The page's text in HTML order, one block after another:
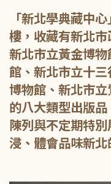
「新北學典藏中
樓，收藏有新北市
新北市立黃金博
館、新北市立十
博物館、新北市
的八大類型出版
陳列與不定期特
浸、體會品味新北